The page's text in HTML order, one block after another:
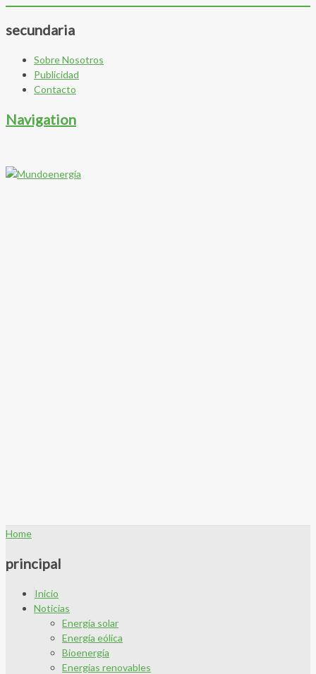
secundaria
Sobre Nosotros
Publicidad
Contacto
Navigation
Home
principal
Inicio
Noticias
Energía solar
Energía eólica
Bioenergía
Energías renovables